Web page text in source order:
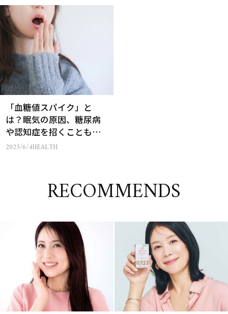
「血糖値スパイク」と
は？眠気の原因、糖尿病
や認知症を招くことも…
【薬剤師が解説】
2025/6/4HEALTH
RECOMMENDS